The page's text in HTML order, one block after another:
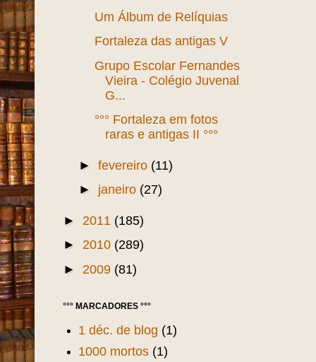
Um Álbum de Relíquias
Fortaleza das antigas V
Grupo Escolar Fernandes
Vieira - Colégio Juvenal
G...
°°° Fortaleza em fotos
raras e antigas II °°°
► fevereiro (11)
► janeiro (27)
► 2011 (185)
► 2010 (289)
► 2009 (81)
°°° MARCADORES °°°
1 déc. de blog (1)
1000 mortos (1)